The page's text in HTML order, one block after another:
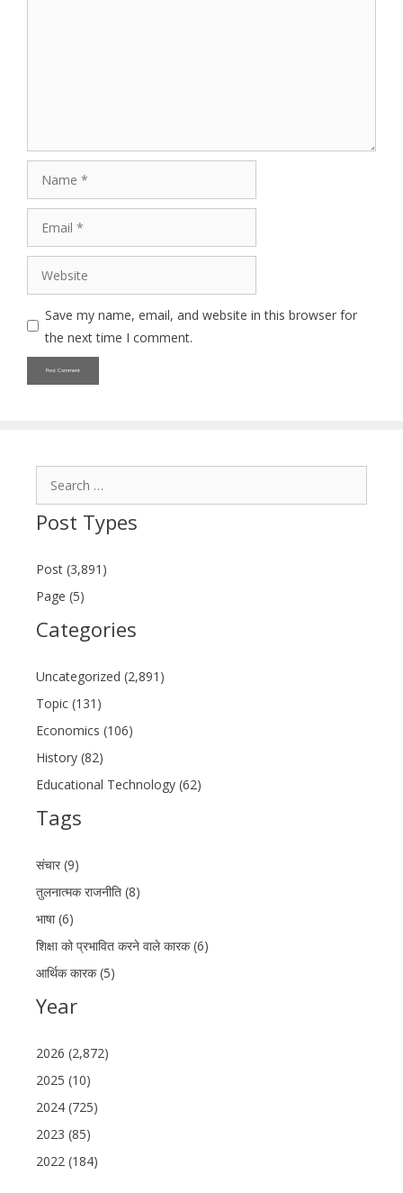
Save my name, email, and website in this browser for
the next time I comment.
Post Types
Post (3,891)
Page (5)
Categories
Uncategorized (2,891)
Topic (131)
Economics (106)
History (82)
Educational Technology (62)
Tags
संचार (9)
तुलनात्मक राजनीति (8)
भाषा (6)
शिक्षा को प्रभावित करने वाले कारक (6)
आर्थिक कारक (5)
Year
2026 (2,872)
2025 (10)
2024 (725)
2023 (85)
2022 (184)